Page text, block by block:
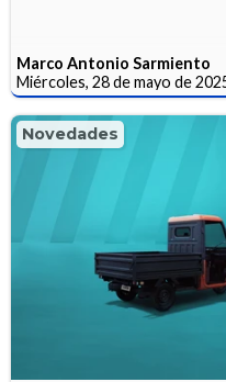
Marco Antonio Sarmiento
Miércoles, 28 de mayo de
Novedades